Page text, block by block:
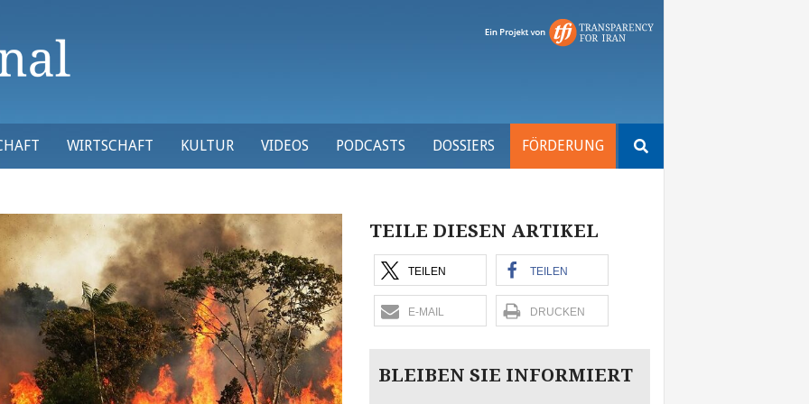
WIRTSCHAFT KULTUR VIDEOS PODCASTS DOSSIERS FÖRDERUNG
nach:
TEILE DIESEN ARTIKEL
TEILEN TEILEN
E-MAIL DRUCKEN
BLEIBEN SIE INFORMIERT